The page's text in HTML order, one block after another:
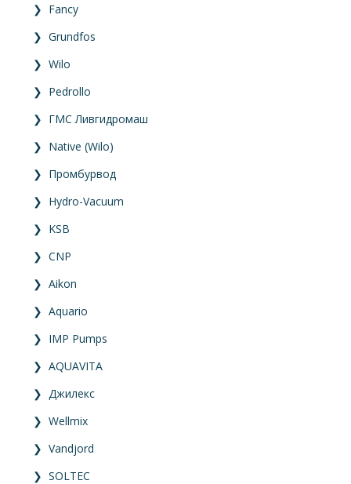
❯ Fancy
❯ Grundfos
❯ Wilo
❯ Pedrollo
❯ ГМС Ливгидромаш
❯ Native (Wilo)
❯ Промбурвод
❯ Hydro-Vacuum
❯ KSB
❯ CNP
❯ Aikon
❯ Aquario
❯ IMP Pumps
❯ AQUAVITA
❯ Джилекс
❯ Wellmix
❯ Vandjord
❯ SOLTEC